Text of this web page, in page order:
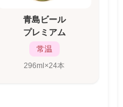
青島ビール
プレミアム
常温
296ml×24本